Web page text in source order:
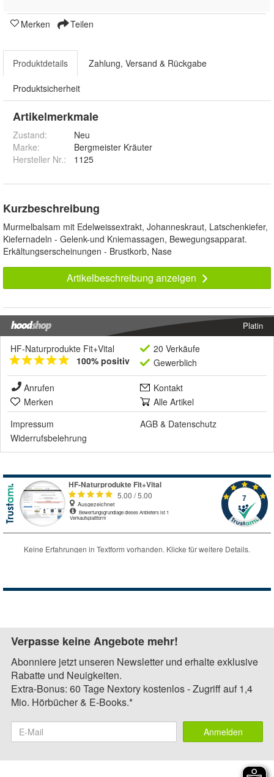
Merken Teilen
Produktdetails Zahlung, Versand & Rückgabe
Produktsicherheit
Artikelmerkmale
Zustand:
Neu
Marke:
Bergmeister Kräuter
Hersteller Nr.:
1125
Kurzbeschreibung
Murmelbalsam mit Edelweissextrakt, Johanneskraut, Latschenkiefer,
Kiefernadeln - Gelenk-und Kniemassagen, Bewegungsapparat.
Erkältungserscheinungen - Brustkorb, Nase
Artikelbeschreibung anzeigen
Platin
HF-Naturprodukte Fit+Vital
100% positiv
20 Verkäufe
Gewerblich
Anrufen
Kontakt
Merken
Alle Artikel
Impressum
AGB & Datenschutz
Widerrufsbelehrung
Verpasse keine Angebote mehr!
Abonniere jetzt unseren Newsletter und erhalte exklusive
Rabatte und Neuigkeiten.
Extra-Bonus: 60 Tage Nextory kostenlos - Zugriff auf 1,4
Mio. Hörbücher & E-Books.*
Anmelden